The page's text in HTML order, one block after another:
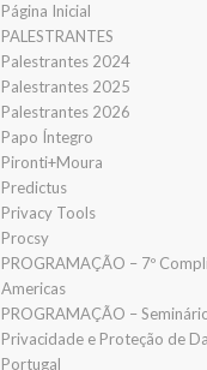
Página Inicial
PALESTRANTES
Palestrantes 2024
Palestrantes 2025
Palestrantes 2026
Papo Íntegro
Pironti+Moura
Predictus
Privacy Tools
Procsy
PROGRAMAÇÃO – 7º
Americas
PROGRAMAÇÃO –
Privacidade e Proteção de
Portugal